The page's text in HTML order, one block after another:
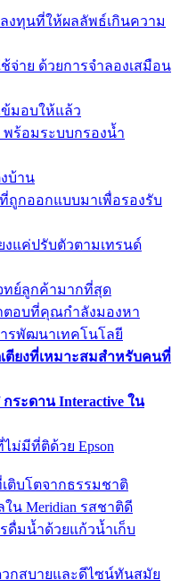
งทุนที่ให้ผลลัพธ์เกินความ
จ่าย ด้วยการจำลองเสมือน
มอบให้แล้ว
พร้อมระบบกรองน้ำ
บ้าน
ถูกออกแบบมาเพื่อรองรับ
งแค่ปรับตัวตามเทรนด์
ทย์ลูกค้ามากที่สุด
ตอบที่คุณกำลังมองหา
รพัฒนาเทคโนโลยี
ตียงที่เหมาะสมสำหรับคนที่
ระดาน Interactive ใน
ม่มีที่ติด้วย Epson
ติบโตจากธรรมชาติ
น Meridian รสชาติดี
ดื่มน้ำด้วยแก้วน้ำเก็บ
กสบายและดีไซน์ทันสมัย